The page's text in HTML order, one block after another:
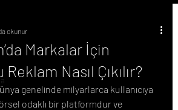
Markalar İçin
Nasıl Çıkılır?
okunur
genelinde milyarlarca kullanıcıya
odaklı bir platformdur ve